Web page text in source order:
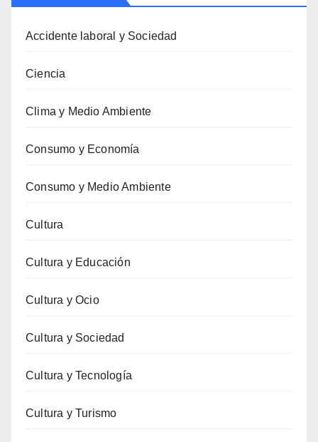
Accidente laboral y Sociedad
Ciencia
Clima y Medio Ambiente
Consumo y Economía
Consumo y Medio Ambiente
Cultura
Cultura y Educación
Cultura y Ocio
Cultura y Sociedad
Cultura y Tecnología
Cultura y Turismo